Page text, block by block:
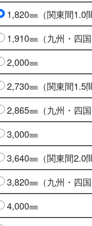
1,820㎜（関東間1.0
1,910㎜（九州・四
2,000㎜
2,730㎜（関東間1.5
2,865㎜（九州・四
3,000㎜
3,640㎜（関東間2.0
3,820㎜（九州・四
4,000㎜